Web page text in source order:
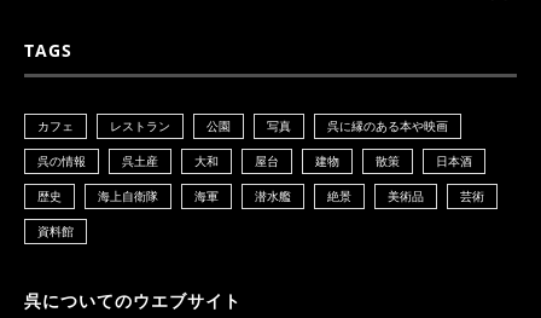
TAGS
カフェ レストラン 公園 写真 呉に縁のある本や映画
呉の情報 呉土産 大和 屋台 建物 散策 日本酒
歴史 海上自衛隊 海軍 潜水艦 絶景 美術品 芸術
資料館
呉についてのウエブサイト